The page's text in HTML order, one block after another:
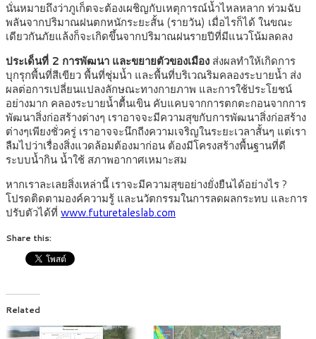
นั่นหมายถึงว่าภูเก็ตจะต้องเผชิญกับเหตุการณ์น้ำไหลหลาก ท่วมฉับ
พลันจากปริมาณฝนตกหนักระยะสั้น (รายวัน) เมื่อไรก็ได้ ในขณะ
เดียวกันภัยแล้งก็จะเกิดขึ้นจากปริมาณฝนรายปีที่มีแนวโน้มลดลง
ประเด็นที่ 2 การพัฒนา และขยายตัวของเมือง ส่งผลทำให้เกิดการ
บุกรุกพื้นที่สีเขียว พื้นที่ชุ่มน้ำ และพื้นที่บริเวณริมคลองระบายน้ำ ส่ง
ผลต่อการเปลี่ยนแปลงลักษณะทางกายภาพ และการใช้ประโยชน์
อย่างมาก คลองระบายน้ำตื้นเขิน คับแคบจากการตกตะกอนจากการ
พัฒนาสิ่งก่อสร้างต่างๆ เราอาจจะมีความสุขกับการพัฒนาสิ่งก่อสร้าง
ต่างๆเพียงชั่วครู่ เราอาจจะนึกถีงความเจริญในระยะเวลาสั้นๆ แต่เรา
ลืมไปว่าเรื่องสิ่งแวดล้อมต้องมาก่อน ต้องมีโครงสร้างพื้นฐานที่ดี
ระบบน้ำกิน น้ำใช้ สภาพอากาศเหมาะสม
หากเราละเลยสิ่งเหล่านี้ เราจะมีความสุขอย่างยั่งยืนได้อย่างไร ?
โปรดติดตามองค์ความรู้ และนวัตกรรมในการลดผลกระทบ และการ
ปรับตัวได้ที่ www.futuretaleslab.com
Share this:
Related